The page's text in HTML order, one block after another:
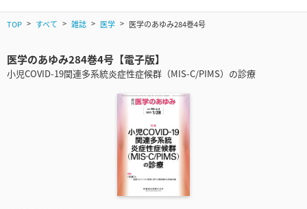
TOP すべて 雑誌 医学 医学のあゆみ284巻4号
医学のあゆみ284巻4号【電子版】
小児COVID-19関連多系統炎症性症候群（MIS-C/PIMS）の診療